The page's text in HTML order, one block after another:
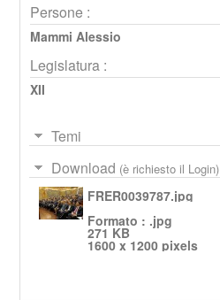
Persone :
Mammi Alessio
Legislatura :
XII
Temi
Download (è richiesto il Login)
FRER0039787.jpg
Formato : .jpg
271 KB
1600 x 1200 pixels